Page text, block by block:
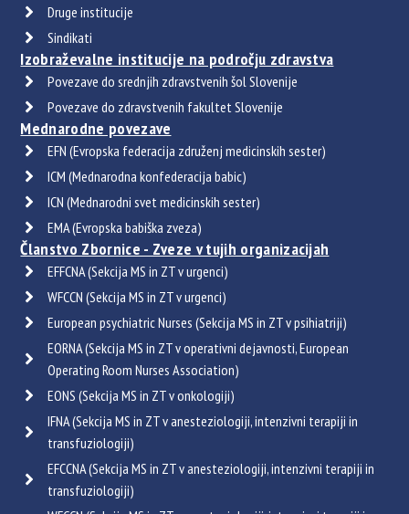
Druge institucije
Sindikati
Izobraževalne institucije na področju zdravstva
Povezave do srednjih zdravstvenih šol Slovenije
Povezave do zdravstvenih fakultet Slovenije
Mednarodne povezave
EFN (Evropska federacija združenj medicinskih sester)
ICM (Mednarodna konfederacija babic)
ICN (Mednarodni svet medicinskih sester)
EMA (Evropska babiška zveza)
Članstvo Zbornice - Zveze v tujih organizacijah
EFFCNA (Sekcija MS in ZT v urgenci)
WFCCN (Sekcija MS in ZT v urgenci)
European psychiatric Nurses (Sekcija MS in ZT v psihiatriji)
EORNA (Sekcija MS in ZT v operativni dejavnosti, European
Operating Room Nurses Association)
EONS (Sekcija MS in ZT v onkologiji)
IFNA (Sekcija MS in ZT v anesteziologiji, intenzivni terapiji in
transfuziologiji)
EFCCNA (Sekcija MS in ZT v anesteziologiji, intenzivni terapiji in
transfuziologiji)